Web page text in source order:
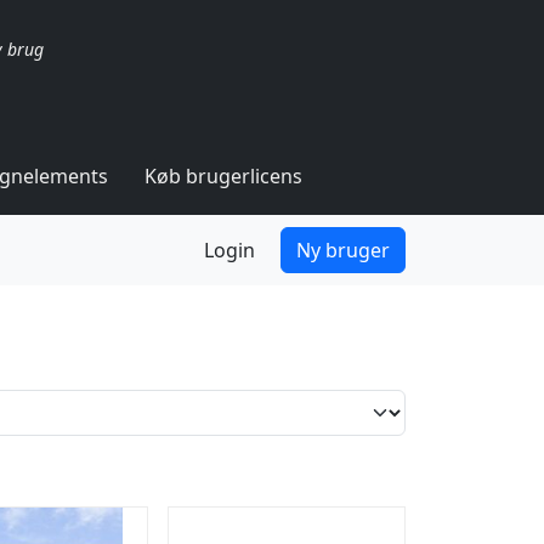
brug
Køb brugerlicens
Login Ny bruger